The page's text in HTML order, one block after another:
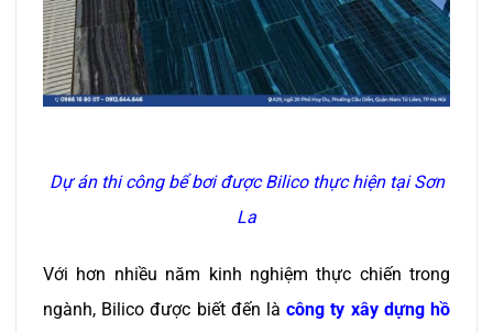
Dự án thi công bể bơi được Bilico thực hiện tại Sơn
La
Với hơn nhiều năm kinh nghiệm thực chiến trong
ngành, Bilico được biết đến làcông ty xây dựng hồ